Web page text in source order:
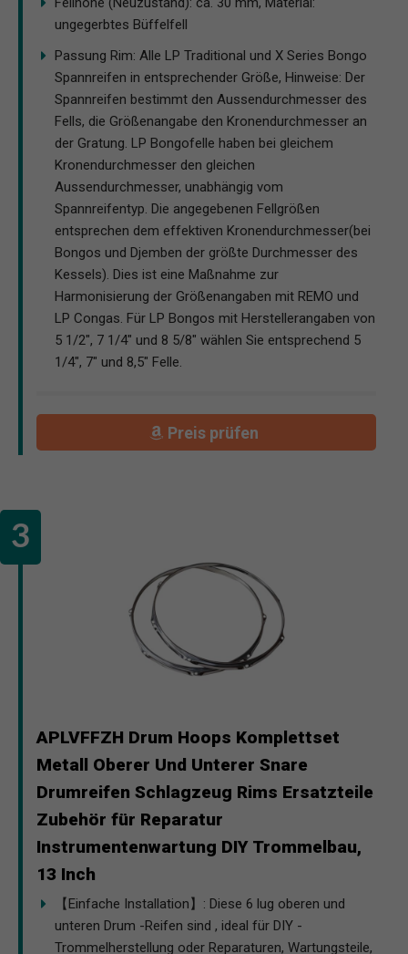
ungegerbtes Büffelfell
Passung Rim: Alle LP Traditional und X Series Bongo
Spannreifen in entsprechender Größe, Hinweise: Der
Spannreifen bestimmt den Aussendurchmesser des
Fells, die Größenangabe den Kronendurchmesser an
der Gratung. LP Bongofelle haben bei gleichem
Kronendurchmesser den gleichen
Aussendurchmesser, unabhängig vom
Spannreifentyp. Die angegebenen Fellgrößen
entsprechen dem effektiven Kronendurchmesser(bei
Bongos und Djemben der größte Durchmesser des
Kessels). Dies ist eine Maßnahme zur
Harmonisierung der Größenangaben mit REMO und
LP Congas. Für LP Bongos mit Herstellerangaben von
5 1/2", 7 1/4" und 8 5/8" wählen Sie entsprechend 5
1/4", 7" und 8,5" Felle.
Preis prüfen
APLVFFZH Drum Hoops Komplettset
Metall Oberer Und Unterer Snare
Drumreifen Schlagzeug Rims Ersatzteile
Zubehör für Reparatur
Instrumentenwartung DIY Trommelbau,
13 Inch
【Einfache Installation】: Diese 6 lug oberen und
unteren Drum -Reifen sind , ideal für DIY -
Trommelherstellung oder Reparaturen, Wartungsteile,